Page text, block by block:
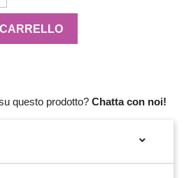
questo prodotto? Chatta con noi!
